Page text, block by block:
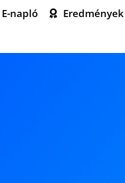
E-napló Eredmények